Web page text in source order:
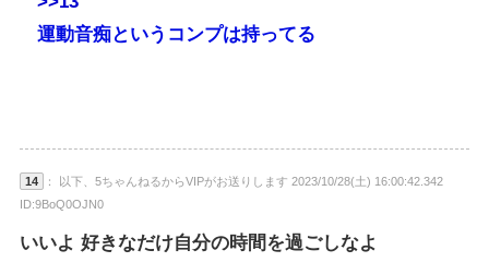
運動音痴というコンプは持ってる
14
： 以下、5ちゃんねるからVIPがお送りします 2023/10/28(土) 16:00:42.342
ID:9BoQ0OJN0
いいよ 好きなだけ自分の時間を過ごしなよ